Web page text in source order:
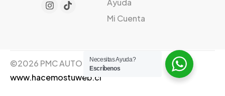
Ayuda
Mi Cuenta
©2026 PMC AUTO GROUP, Creado por
www.hacemostuweb.cl
Necesitas Ayuda?
Escríbenos